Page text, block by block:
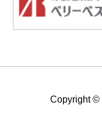
Copyright ©